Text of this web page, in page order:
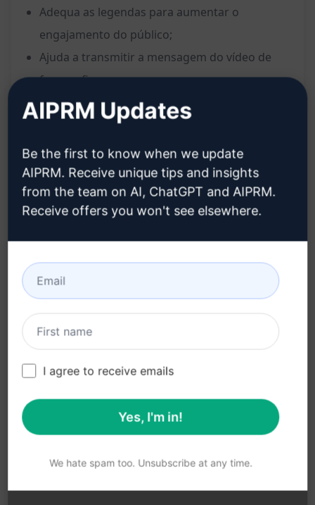
Adequa as legendas para aumentar o
engajamento do público;
Ajuda a transmitir a mensagem do vídeo de
forma eficaz.
Benefícios:
Melhora a interação e envolvimento dos
espectadores;
Poupa tempo na criação de legendas
ude
Estatísticas do prompt
2,126 0 1,094
quanto à precisão. Para entender melhor o que
gratuitamente e experimentar o prompt.
AIPRM Updates
Be the first to know when we update
AIPRM. Receive unique tips and insights
from the team on AI, ChatGPT and AIPRM.
Receive offers you won't see elsewhere.
I agree to receive emails
Yes, I'm in!
We hate spam too. Unsubscribe at any time.